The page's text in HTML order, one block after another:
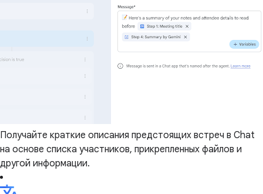
Получайте краткие описания предстоящих встреч в Chat
на основе списка участников, прикрепленных файлов и
другой информации.